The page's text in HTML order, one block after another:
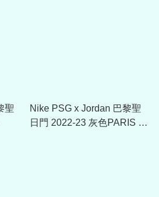
聖
Nike PSG x Jordan 巴黎聖
日門 2022-23 灰色PARIS T-